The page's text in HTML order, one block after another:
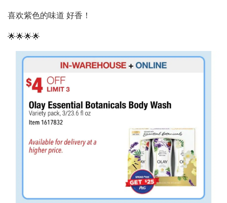
喜欢紫色的味道 好香！
🌟🌟🌟🌟